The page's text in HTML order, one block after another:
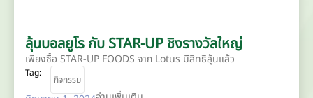
ลุ้นบอลยูโร กับ STAR-UP ชิงรางวัลใหญ่
เพียงซื้อ STAR-UP FOODS จาก Lotus มีสิทธิลุ้นแล้ว
Tag:
กิจกรรม